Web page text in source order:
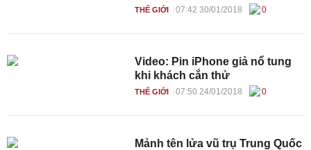
THẾ GIỚI 07:42 30/01/2018 0
Video: Pin iPhone giả nổ tung
khi khách cắn thử
THẾ GIỚI 07:50 24/01/2018 0
Mảnh tên lửa vũ trụ Trung Quốc